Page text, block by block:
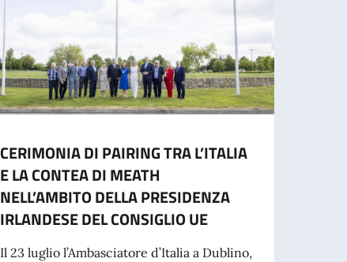
CERIMONIA DI PAIRING TRA L’ITALIA
E LA CONTEA DI MEATH
NELL’AMBITO DELLA PRESIDENZA
IRLANDESE DEL CONSIGLIO UE
Il 23 luglio l’Ambasciatore d’Italia a Dublino,